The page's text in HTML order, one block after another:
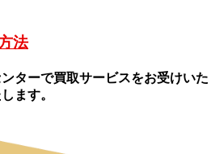
法
ターで買取サービスをお受けいた
ます。